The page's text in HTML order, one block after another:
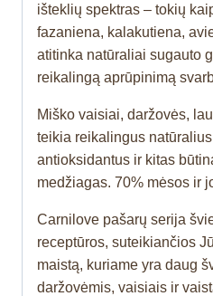
išteklių spektras – tokių
fazaniena, kalakutiena,
atitinka natūraliai sugauto
reikalingą aprūpinimą
Miško vaisiai, daržovės,
teikia reikalingus
antioksidantus ir kitas
medžiagas. 70% mėsos ir
Carnilove pašarų serija
receptūros, suteikiančios
maistą, kuriame yra daug
daržovėmis, vaisiais ir